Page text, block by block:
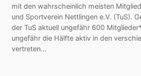
mit den wahrscheinlich meisten
und Sportverein Nettlingen e.V. (TuS).
der TuS aktuell ungefähr 600
ungefähr die Hälfte aktiv in den
vertreten…